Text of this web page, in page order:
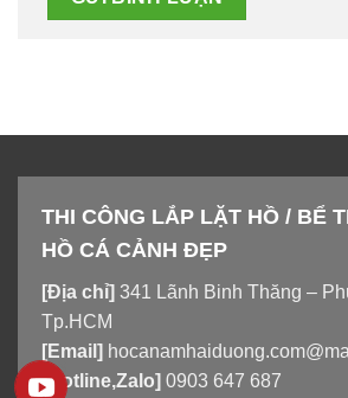
THI CÔNG LẮP LẶT HỒ / BỂ
HỒ CÁ CẢNH ĐẸP
[Địa chỉ] 341 Lãnh Binh Thăng –
Tp.HCM
[Email]
[Hotline,Zalo] 0903 647 687